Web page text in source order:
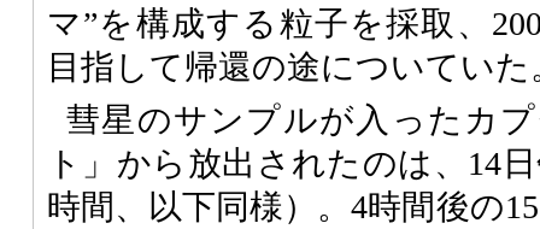
マ”を構成する粒子を採取、
目指して帰還の途についていた
彗星のサンプルが入ったカ
ト」から放出されたのは、14
時間、以下同様）。4時間後の